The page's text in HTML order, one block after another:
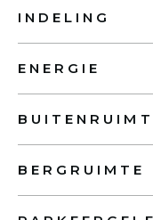
INDELING
ENERGIE
BERGRUIMTE